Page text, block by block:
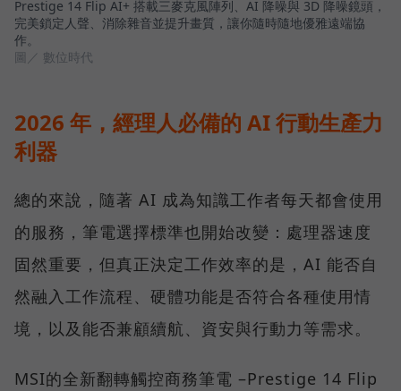
Prestige 14 Flip AI+ 搭載三麥克風陣列、AI 降噪與 3D 降噪鏡頭，
完美鎖定人聲、消除雜音並提升畫質，讓你隨時隨地優雅遠端協
作。
圖／ 數位時代
2026 年，經理人必備的 AI 行動生產力
利器
總的來說，隨著 AI 成為知識工作者每天都會使用
的服務，筆電選擇標準也開始改變：處理器速度
固然重要，但真正決定工作效率的是，AI 能否自
然融入工作流程、硬體功能是否符合各種使用情
境，以及能否兼顧續航、資安與行動力等需求。
MSI的全新翻轉觸控商務筆電 –Prestige 14 Flip